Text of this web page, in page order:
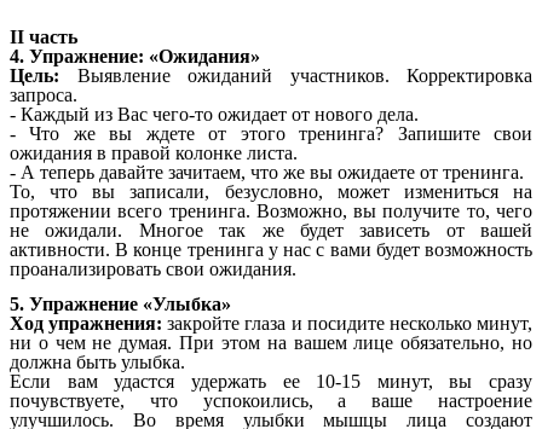
II часть
4. Упражнение: «Ожидания»
Цель: Выявление ожиданий участников. Корректировка
запроса.
- Каждый из Вас чего-то ожидает от нового дела.
- Что же вы ждете от этого тренинга? Запишите свои
ожидания в правой колонке листа.
- А теперь давайте зачитаем, что же вы ожидаете от тренинга.
То, что вы записали, безусловно, может измениться на
протяжении всего тренинга. Возможно, вы получите то, чего
не ожидали. Многое так же будет зависеть от вашей
активности. В конце тренинга у нас с вами будет возможность
проанализировать свои ожидания.
5. Упражнение «Улыбка»
Ход упражнения:закройте глаза и посидите несколько минут,
ни о чем не думая. При этом на вашем лице обязательно, но
должна быть улыбка.
Если вам удастся удержать ее 10-15 минут, вы сразу
почувствуете, что успокоились, а ваше настроение
улучшилось. Во время улыбки мышцы лица создают